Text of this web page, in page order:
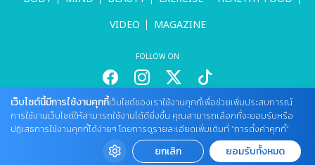
VIDEO
MAGAZINE
FOLLOW ON
สนใจลงโฆษณากับเว็บไซต์
Tel : 085 661 4629 / (จันทร์ - ศุกร์ เวลา 09.00 - 18.00 น)
cheewajitmedia@gmail.com
เว็บไซต์นี้มีการใช้งานคุกกี้เว็บไซต์ของเราใช้งานคุกกี้เพื่อช่วยเพิ่มประสบการณ์
การใช้งานเว็บไซต์ให้สามารถใช้งานได้ดียิ่งขึ้น คุณสามารถเลือกที่จะยอมรับหรือ
ปฏิเสธการใช้งานคุกกี้ได้ง่ายๆ โดยการดูรายละเอียดเพิ่มเติมที่ “การตั้งค่าคุกกี้”
ยกเลิก ยอมรับทั้งหมด